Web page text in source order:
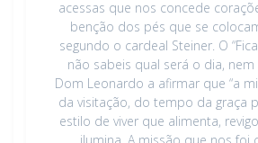
acessas que nos concede
benção dos pés que se
segundo o cardeal Steiner. O
não sabeis qual será o dia, nem
Dom Leonardo a afirmar que “a
da visitação, do tempo da graça
estilo de viver que alimenta,